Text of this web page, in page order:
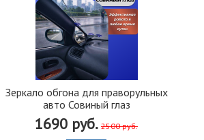
Зеркало обгона для праворульных
авто Совиный глаз
1690 руб. 2500 руб.